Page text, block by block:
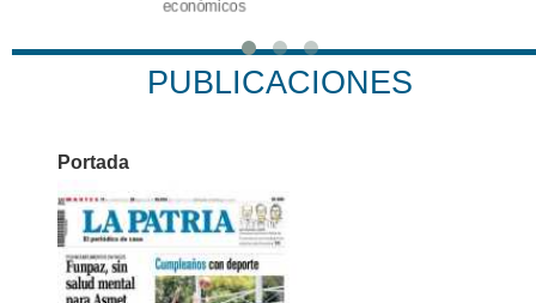
PUBLICACIONES
Portada